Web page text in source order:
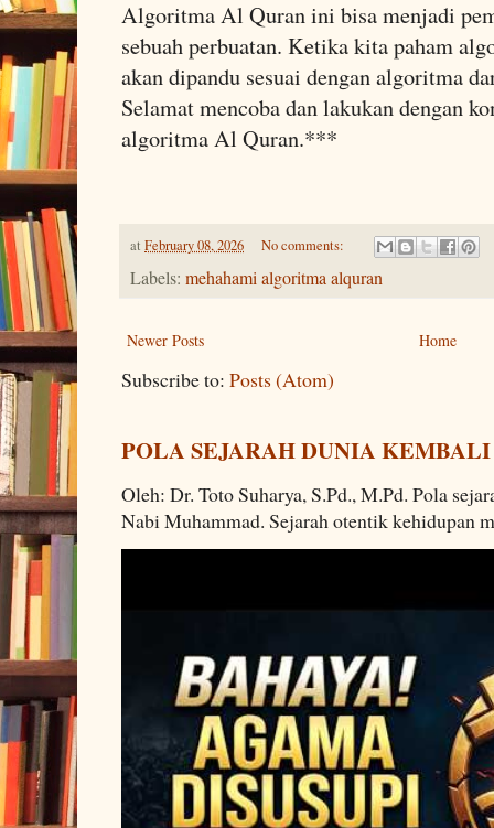
Algoritma Al Quran ini bisa menjadi
sebuah perbuatan. Ketika kita paham
akan dipandu sesuai dengan algoritma
Selamat mencoba dan lakukan dengan
algoritma Al Quran.***
at February 08, 2026 No comments:
Labels: mehahami algoritma alquran
Newer Posts Home
Subscribe to: Posts (Atom)
POLA SEJARAH DUNIA
Oleh: Dr. Toto Suharya, S.Pd., M.Pd. Pola
Nabi Muhammad. Sejarah otentik kehidupan